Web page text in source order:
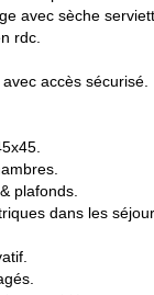
avec sèche
rdc.
accès sécurisé.
plafonds.
dans les